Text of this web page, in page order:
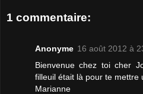
1 commentaire:
Anonyme 16 août 2012 à
Bienvenue chez toi cher
filleuil était là pour te mettre
Marianne